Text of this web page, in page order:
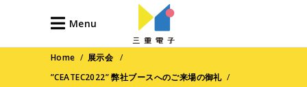
Menu
Home / 展示会 /
”CEATEC2022” 弊社ブースへのご来場の御礼/